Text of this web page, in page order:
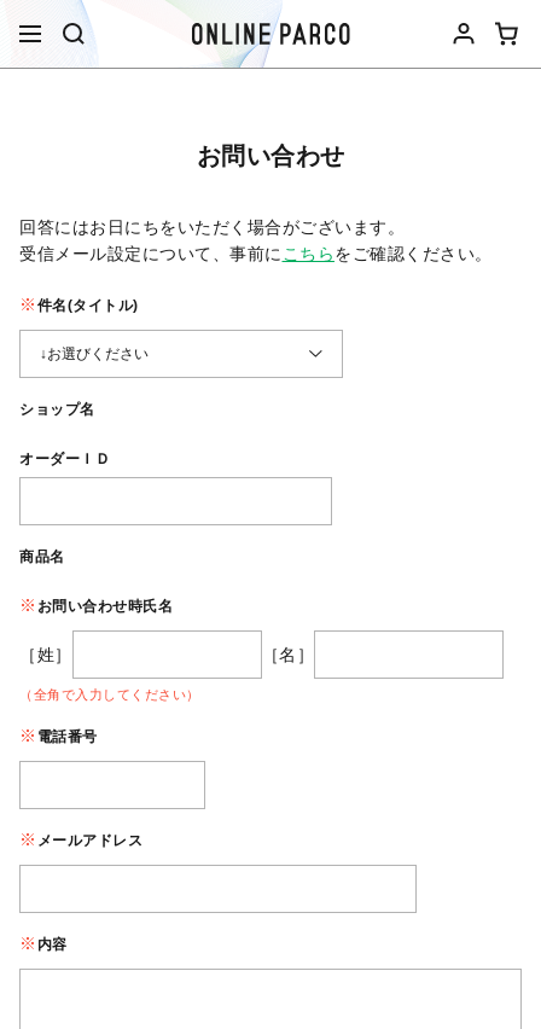
お問い合わせ
回答にはお日にちをいただく場合がございます。
受信メール設定について、事前に こちらをご確認ください。​
件名(タイトル)
ショップ名
オーダーＩＤ
商品名
お問い合わせ時氏名
［姓］ ［名］
（全角で入力してください）
電話番号
メールアドレス
内容